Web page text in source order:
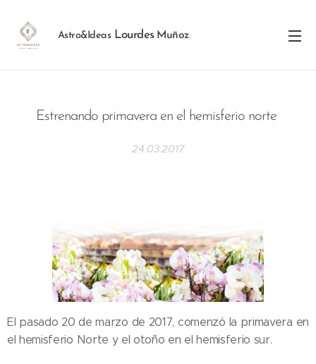
Astro&Ideas Lourdes Muñoz
Estrenando primavera en el hemisferio norte
24.03.2017
El pasado 20 de marzo de 2017, comenzó la primavera en
el hemisferio Norte y el otoño en el hemisferio sur.